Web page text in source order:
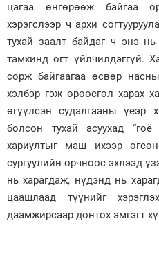
цагаа өнгөрөөж байгаа
хэрэгслээр ч архи
тухай заалт байдаг ч энэ
тамхинд огт үйлчилдэггүй.
сорж байгаагаа өсвөр
хэлбэр гэж өрөөсгөл харах
өгүүлсэн судалгааны үеэр
болсон тухай асуухад “гоё
хариултыг маш ихээр
сургуулийн орчноос эхлээд
нь харагдаж, нүдэнд нь
цаашлаад түүнийг
даамжирсаар донтох эмгэгт